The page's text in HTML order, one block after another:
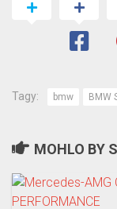
Tagy: bmw BMW
MOHLO BY